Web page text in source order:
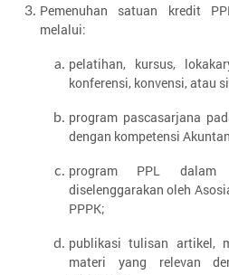
Pemenuhan satuan kredit
melalui:
pelatihan, kursus,
konferensi, konvensi, atau
program pascasarjana
dengan kompetensi
program PPL
diselenggarakan oleh
PPPK;
publikasi tulisan artikel,
materi yang relevan